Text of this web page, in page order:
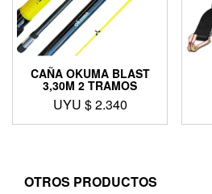
CAÑA OKUMA BLAST
3,30M 2 TRAMOS
UYU $2.340
OTROS PRODUCTOS